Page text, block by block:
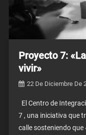
Proyecto 7:
vivir»
22 De Diciembre De
El Centro de
7 , una iniciativa que
calle sosteniendo que